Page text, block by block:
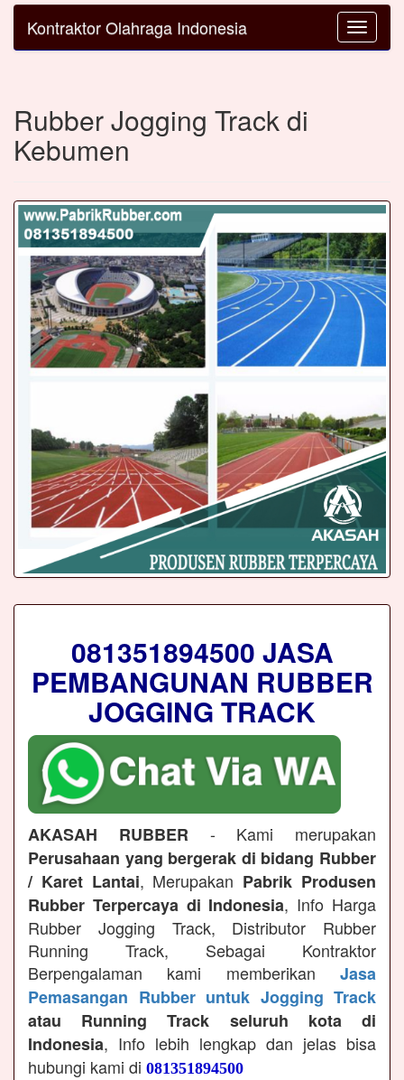
Toggle
Kontraktor Olahraga Indonesia
Rubber Jogging Track di
Kebumen
081351894500 JASA
PEMBANGUNAN RUBBER
JOGGING TRACK
AKASAH RUBBER - Kami merupakan
Perusahaan yang bergerak di bidang Rubber
/ Karet Lantai, Merupakan Pabrik Produsen
Rubber Terpercaya di Indonesia, Info Harga
Rubber Jogging Track, Distributor Rubber
Running Track, Sebagai Kontraktor
Berpengalaman kami memberikan Jasa
Pemasangan Rubber untuk Jogging Track
atau Running Track seluruh kota di
Indonesia, Info lebih lengkap dan jelas bisa
hubungi kami di 081351894500